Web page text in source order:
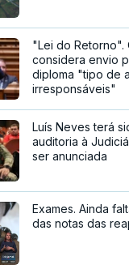
"Lei do Retorno".
considera envio
diploma "tipo de
irresponsáveis"
Luís Neves terá
auditoria à
ser anunciada
Exames. Ainda
das notas das